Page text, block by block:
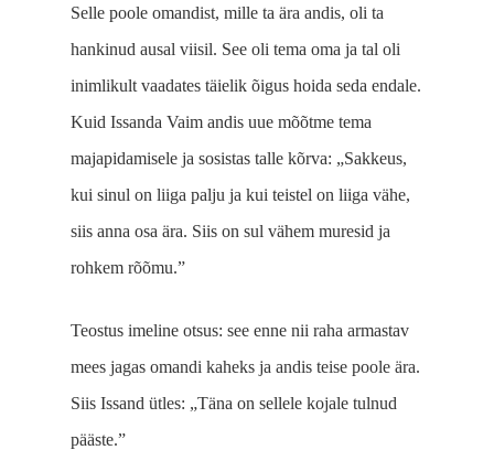
Selle poole omandist, mille ta ära andis, oli ta
hankinud ausal viisil. See oli tema oma ja tal oli
inimlikult vaadates täielik õigus hoida seda endale.
Kuid Issanda Vaim andis uue mõõtme tema
majapidamisele ja sosistas talle kõrva: „Sakkeus,
kui sinul on liiga palju ja kui teistel on liiga vähe,
siis anna osa ära. Siis on sul vähem muresid ja
rohkem rõõmu.”
Teostus imeline otsus: see enne nii raha armastav
mees jagas omandi kaheks ja andis teise poole ära.
Siis Issand ütles: „Täna on sellele kojale tulnud
pääste.”